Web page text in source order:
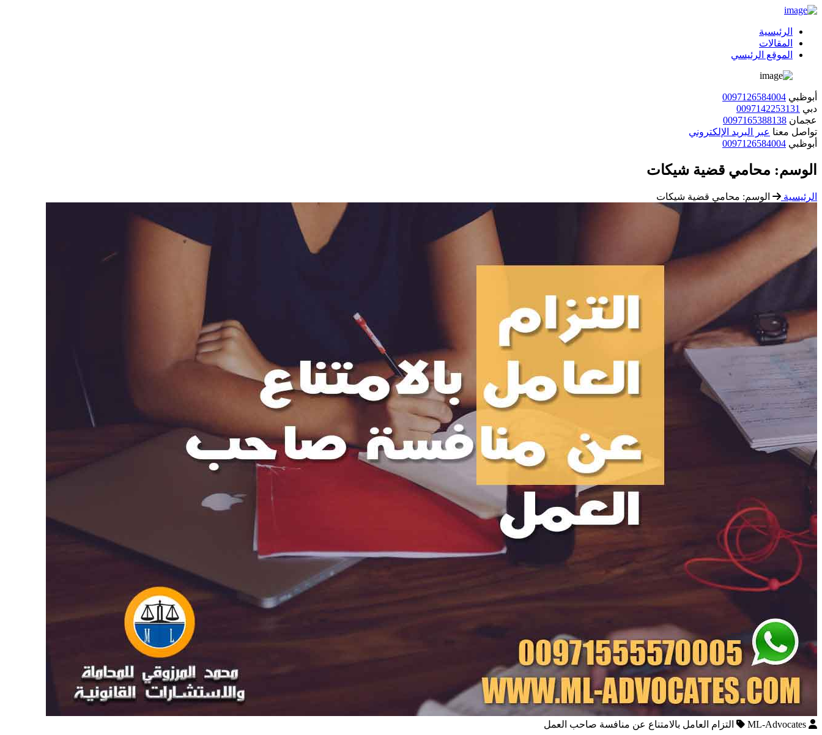
الرئيسية
المقالات
الموقع الرئيسي
أبوظبي 0097126584004
دبي 0097142253131
عجمان 0097165388138
تواصل معنا عبر البريد الإلكتروني
أبوظبي 0097126584004
الوسم: محامي قضية شيكات
الرئيسية الوسم: محامي قضية شيكات
ML-Advocates التزام العامل بالامتناع عن منافسة صاحب العمل